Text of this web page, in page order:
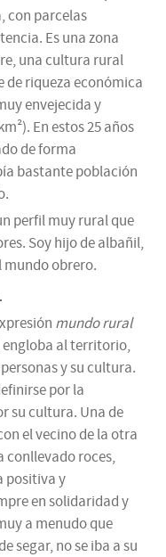
con parcelas
Es una zona
una cultura rural
riqueza económica
envejecida y
En estos 25 años
de forma
bastante población
perfil muy rural que
Soy hijo de albañil,
mundo obrero.
mundo rural
al territorio,
y su cultura.
por la
su cultura. Una de
el vecino de la otra
conllevado roces,
positiva y
en solidaridad y
a menudo que
segar, no se iba a su